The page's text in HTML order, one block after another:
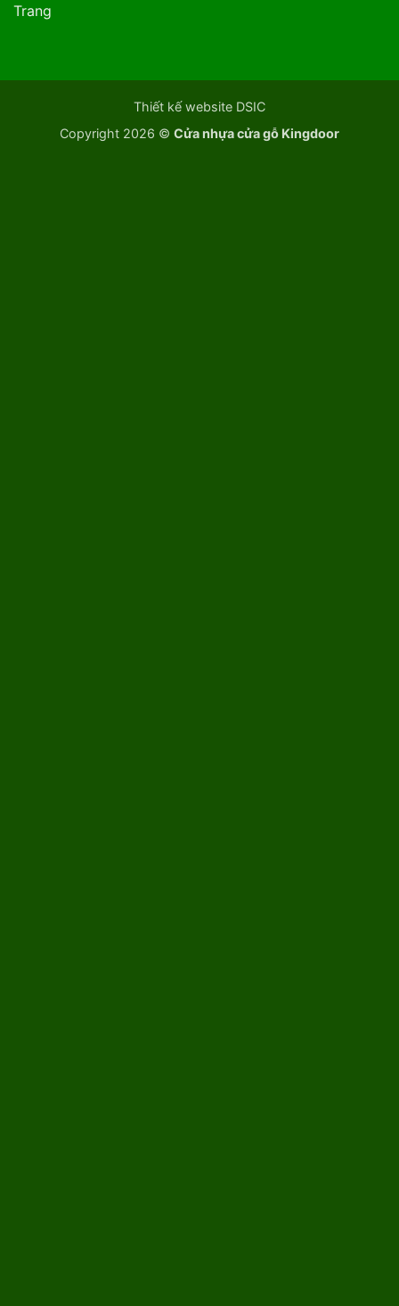
Trang
Thiết kế website DSIC
Copyright 2026 © Cửa nhựa cửa gỗ Kingdoor